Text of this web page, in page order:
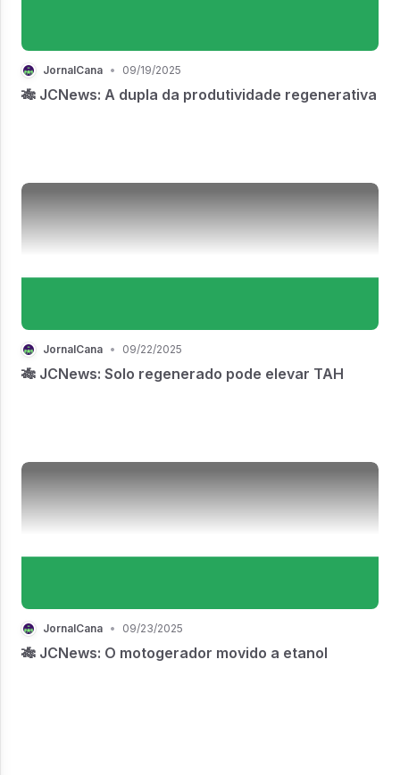
JornalCana • 09/19/2025
🎋 JCNews: A dupla da produtividade regenerativa
JornalCana • 09/22/2025
🎋 JCNews: Solo regenerado pode elevar TAH
JornalCana • 09/23/2025
🎋 JCNews: O motogerador movido a etanol